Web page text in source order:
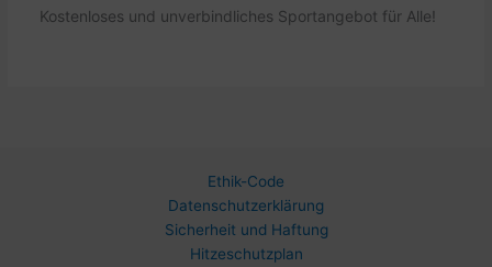
Kostenloses und unverbindliches Sportangebot für Alle!
Ethik-Code
Datenschutzerklärung
Sicherheit und Haftung
Hitzeschutzplan